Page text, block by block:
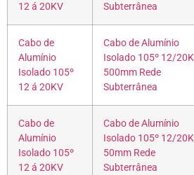
12 á 20KV
Subterrânea
Cabo de
Alumínio
Isolado 105º
12 á 20KV
Cabo de Alumínio
Isolado 105º 12/
500mm Rede
Subterrânea
Cabo de
Alumínio
Isolado 105º
12 á 20KV
Cabo de Alumínio
Isolado 105º 12/
50mm Rede
Subterrânea